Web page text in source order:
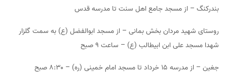
بندرکنگ – از مسجد جامع اهل سنت تا مدرسه قدس
روستای شهید مردان بخش بمانی – از مسجد ابوالفضل (ع) به سمت گلزار
شهدا مسجد علی ابن ابیطالب (ع) – ساعت ۹ صبح
جغین – از مدرسه ۱۵ خرداد تا مسجد امام خمینی (ره) – ۸:۳۰ صبح